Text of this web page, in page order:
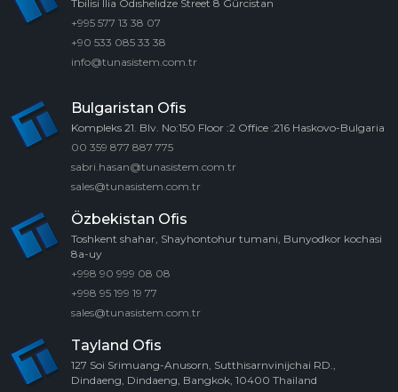
Tbilisi Ilia Odıshelıdze Street 8 Gürcistan
+995 577 13 38 07
+90 533 085 33 38
info@tunasistem.com.tr
Bulgaristan Ofis
Kompleks 21. Blv. No:150 Floor :2 Office :216 Haskovo-Bulgaria
00 359 877 887 775
sabri.hasan@tunasistem.com.tr
sales@tunasistem.com.tr
Özbekistan Ofis
Toshkent shahar, Shayhontohur tumani, Bunyodkor kochasi
8a-uy
+998 90 999 08 08
+998 95 199 19 77
sales@tunasistem.com.tr
Tayland Ofis
127 Soi Srimuang-Anusorn, Sutthisarnvinijchai RD.,
Dindaeng, Dindaeng, Bangkok, 10400 Thailand